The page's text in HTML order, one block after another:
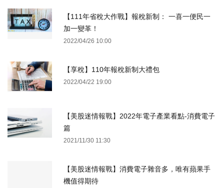
【111年省稅大作戰】報稅新制： 一喜一便民一
加一變革！
2022/04/26 10:00
【享稅】110年報稅新制大禮包
2022/04/22 19:00
【美股迷情報戰】2022年電子產業看點-消費電子
篇
2021/11/30 11:30
【美股迷情報戰】消費電子雜音多，唯有蘋果手
機值得期待